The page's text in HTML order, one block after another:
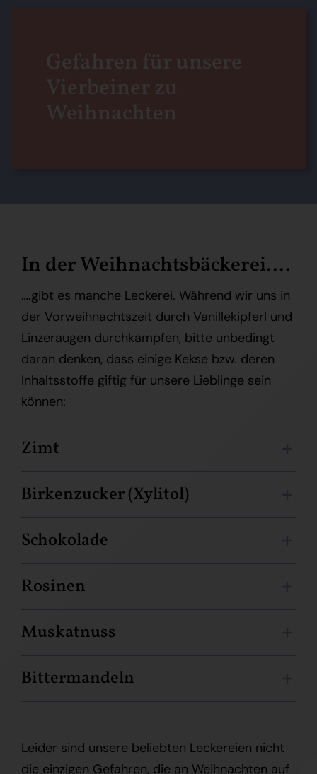
Gefahren für unsere
Vierbeiner zu
Weihnachten
In der Weihnachtsbäckerei….
….gibt es manche Leckerei. Während wir uns in
der Vorweihnachtszeit durch Vanillekipferl und
Linzeraugen durchkämpfen, bitte unbedingt
daran denken, dass einige Kekse bzw. deren
Inhaltsstoffe giftig für unsere Lieblinge sein
können:
Zimt
Birkenzucker (Xylitol)
Schokolade
Rosinen
Muskatnuss
Bittermandeln
Leider sind unsere beliebten Leckereien nicht
die einzigen Gefahren, die an Weihnachten auf